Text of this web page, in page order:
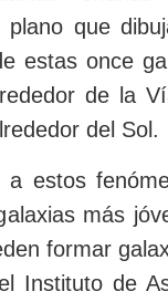
que
estas once
de la
del Sol.
estos
más
formar
Instituto de